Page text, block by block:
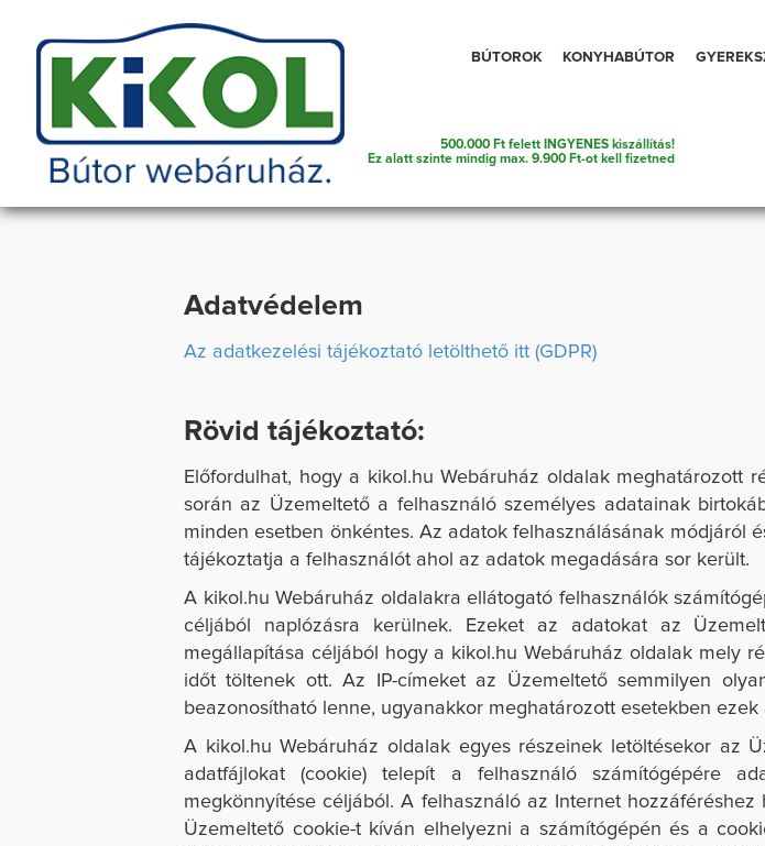
BÚTOROK KONYHABÚTOR
500.000 Ft felett INGYENES kiszállítás!
Ez alatt szinte mindig max. 9.900 Ft-ot kell fizetned
Adatvédelem
Az adatkezelési tájékoztató letölthető itt (GDPR)
Rövid tájékoztató:
Előfordulhat, hogy a kikol.hu Webáruház oldalak meghatározott
során az Üzemeltető a felhasználó személyes adatainak
minden esetben önkéntes. Az adatok felhasználásának
tájékoztatja a felhasználót ahol az adatok megadására sor került.
A kikol.hu Webáruház oldalakra ellátogató felhasználók
céljából naplózásra kerülnek. Ezeket az adatokat az
megállapítása céljából hogy a kikol.hu Webáruház oldalak mely
időt töltenek ott. Az IP-címeket az Üzemeltető semmilyen
beazonosítható lenne, ugyanakkor meghatározott esetekben
A kikol.hu Webáruház oldalak egyes részeinek letöltésekor az
adatfájlokat (cookie) telepít a felhasználó számítógépére
megkönnyítése céljából. A felhasználó az Internet
Üzemeltető cookie-t kíván elhelyezni a számítógépén és a